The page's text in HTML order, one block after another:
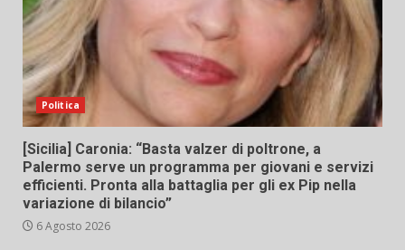
Politica
[Sicilia] Caronia: “Basta valzer di poltrone, a
Palermo serve un programma per giovani e servizi
efficienti. Pronta alla battaglia per gli ex Pip nella
variazione di bilancio”
6 Agosto 2026